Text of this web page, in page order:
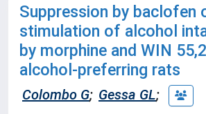
Suppression by baclofen
stimulation of alcohol
by morphine and WIN
alcohol-preferring rats
Colombo G; Gessa GL;